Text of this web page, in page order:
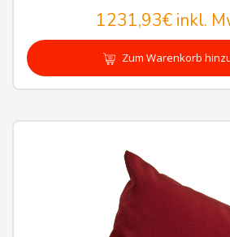
1231,93€ inkl.
Zum Warenkorb